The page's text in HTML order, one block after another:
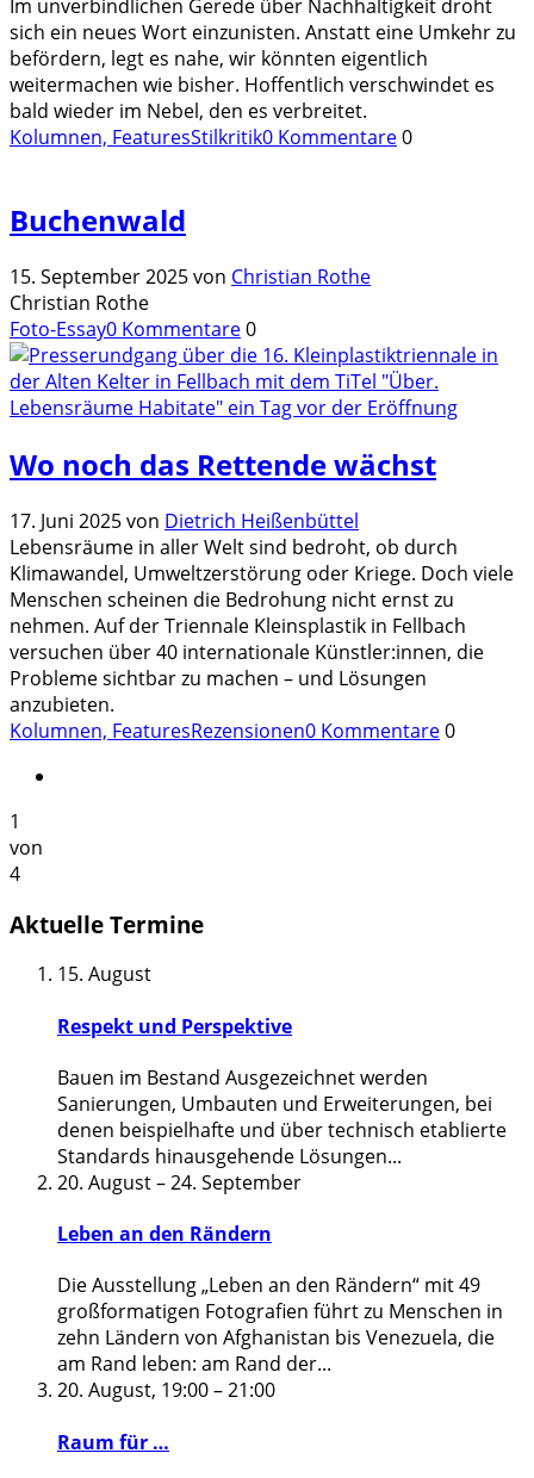
Im unverbindlichen Gerede über Nachhaltigkeit droht
sich ein neues Wort einzunisten. Anstatt eine Umkehr zu
befördern, legt es nahe, wir könnten eigentlich
weitermachen wie bisher. Hoffentlich verschwindet es
bald wieder im Nebel, den es verbreitet.
Kolumnen, FeaturesStilkritik0 Kommentare0
Buchenwald
15. September 2025von Christian Rothe
Christian Rothe
Foto-Essay0 Kommentare0
Wo noch das Rettende wächst
17. Juni 2025von Dietrich Heißenbüttel
Lebensräume in aller Welt sind bedroht, ob durch
Klimawandel, Umweltzerstörung oder Kriege. Doch viele
Menschen scheinen die Bedrohung nicht ernst zu
nehmen. Auf der Triennale Kleinsplastik in Fellbach
versuchen über 40 internationale Künstler:innen, die
Probleme sichtbar zu machen – und Lösungen
anzubieten.
Kolumnen, FeaturesRezensionen0 Kommentare0
1
von
4
Aktuelle Termine
15. August
Respekt und Perspektive
Bauen im Bestand Ausgezeichnet werden
Sanierungen, Umbauten und Erweiterungen, bei
denen beispielhafte und über technisch etablierte
Standards hinausgehende Lösungen...
20. August–24. September
Leben an den Rändern
Die Ausstellung „Leben an den Rändern“ mit 49
großformatigen Fotografien führt zu Menschen in
zehn Ländern von Afghanistan bis Venezuela, die
am Rand leben: am Rand der...
20. August, 19:00–21:00
Raum für …